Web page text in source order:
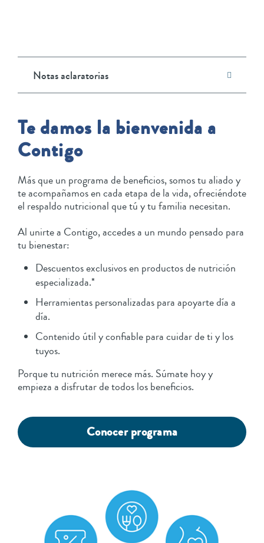
Notas aclaratorias
Te damos la bienvenida a
Contigo
Más que un programa de beneficios, somos tu aliado y
te acompañamos en cada etapa de la vida, ofreciéndote
el respaldo nutricional que tú y tu familia necesitan.
Al unirte a Contigo, accedes a un mundo pensado para
tu bienestar:
Descuentos exclusivos en productos de nutrición
especializada.*
Herramientas personalizadas para apoyarte día a
día.
Contenido útil y confiable para cuidar de ti y los
tuyos.
Porque tu nutrición merece más. Súmate hoy y
empieza a disfrutar de todos los beneficios.
Conocer programa